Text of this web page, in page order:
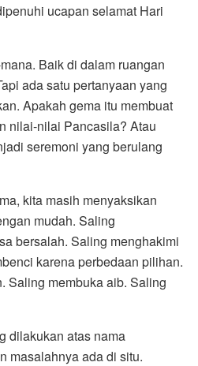
ucapan selamat Hari
Baik di dalam ruangan
ada satu pertanyaan yang
Apakah gema itu membuat
nilai-nilai Pancasila? Atau
seremoni yang berulang
kita masih menyaksikan
mudah. Saling
bersalah. Saling menghakimi
karena perbedaan pilihan.
Saling membuka aib. Saling
dilakukan atas nama
masalahnya ada di situ.